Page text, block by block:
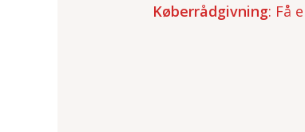
Køberrådgivning: Få